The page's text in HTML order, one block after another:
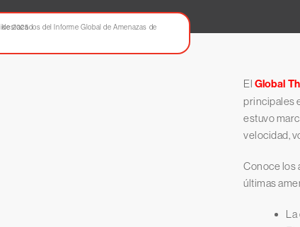
El Global
principales
estuvo
velocidad,
Conoce los
últimas